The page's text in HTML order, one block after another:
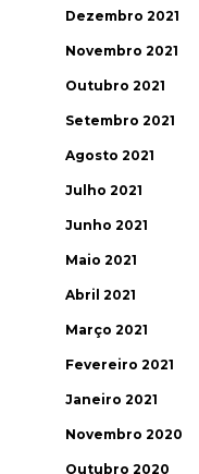
Dezembro 2021
Novembro 2021
Outubro 2021
Setembro 2021
Agosto 2021
Julho 2021
Junho 2021
Maio 2021
Abril 2021
Março 2021
Fevereiro 2021
Janeiro 2021
Novembro 2020
Outubro 2020